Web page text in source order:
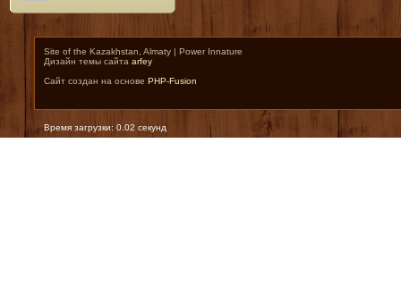
Site of the Kazakhstan, Almaty | Power Innature
Дизайн темы сайта arfey
Сайт создан на основе PHP-Fusion
Время загрузки: 0.02 секунд